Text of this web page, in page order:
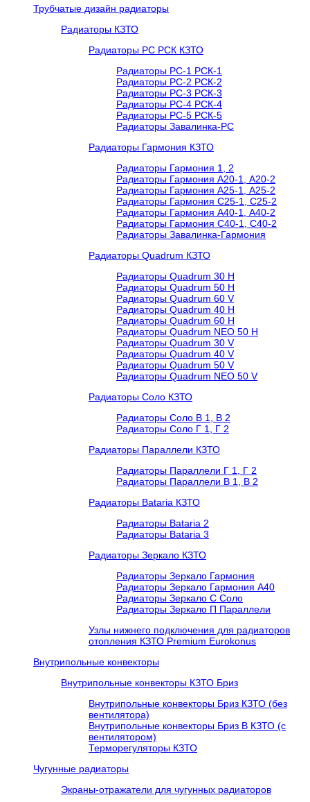
Трубчатые дизайн радиаторы
Радиаторы КЗТО
Радиаторы РС РСК КЗТО
Радиаторы РС-1 РСК-1
Радиаторы РС-2 РСК-2
Радиаторы РС-3 РСК-3
Радиаторы РС-4 РСК-4
Радиаторы РС-5 РСК-5
Радиаторы Завалинка-РС
Радиаторы Гармония КЗТО
Радиаторы Гармония 1, 2
Радиаторы Гармония А20-1, А20-2
Радиаторы Гармония А25-1, А25-2
Радиаторы Гармония С25-1, С25-2
Радиаторы Гармония А40-1, А40-2
Радиаторы Гармония С40-1, С40-2
Радиаторы Завалинка-Гармония
Радиаторы Quadrum КЗТО
Радиаторы Quadrum 30 H
Радиаторы Quadrum 50 H
Радиаторы Quadrum 60 V
Радиаторы Quadrum 40 H
Радиаторы Quadrum 60 H
Радиаторы Quadrum NEO 50 H
Радиаторы Quadrum 30 V
Радиаторы Quadrum 40 V
Радиаторы Quadrum 50 V
Радиаторы Quadrum NEO 50 V
Радиаторы Соло КЗТО
Радиаторы Соло В 1, В 2
Радиаторы Соло Г 1, Г 2
Радиаторы Параллели КЗТО
Радиаторы Параллели Г 1, Г 2
Радиаторы Параллели В 1, В 2
Радиаторы Bataria КЗТО
Радиаторы Bataria 2
Радиаторы Bataria 3
Радиаторы Зеркало КЗТО
Радиаторы Зеркало Гармония
Радиаторы Зеркало Гармония А40
Радиаторы Зеркало С Соло
Радиаторы Зеркало П Параллели
Узлы нижнего подключения для радиаторов
отопления КЗТО Premium Eurokonus
Внутрипольные конвекторы
Внутрипольные конвекторы КЗТО Бриз
Внутрипольные конвекторы Бриз КЗТО (без
вентилятора)
Внутрипольные конвекторы Бриз В КЗТО (с
вентилятором)
Терморегуляторы КЗТО
Чугунные радиаторы
Экраны-отражатели для чугунных радиаторов